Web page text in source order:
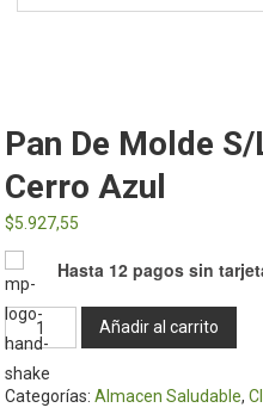
Pan De Molde
Cerro Azul
$5.927,55
Hasta 12 pagos sin
Pan
de
Molde
S/Leche
Añadir al carrito
Categorías:Almacen Saludable,